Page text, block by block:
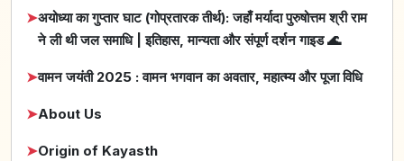
➤अयोध्या का गुप्तार घाट (गोप्रतारक तीर्थ): जहाँ मर्यादा पुरुषोत्तम श्री राम
ने ली थी जल समाधि | इतिहास, मान्यता और संपूर्ण दर्शन गाइड 🌊
➤वामन जयंती 2025 : वामन भगवान का अवतार, महात्म्य और पूजा विधि
➤About Us
➤Origin of Kayasth